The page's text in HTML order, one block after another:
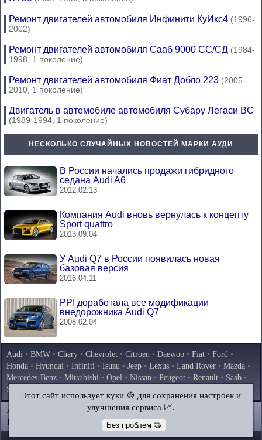
Ремонт двигателей автомобиля Инфинити КуИкс4 (1996-
2002)
Ремонт двигателей автомобиля Сааб 9000 СС/СД (1984-
1998, 1 поколение)
Ремонт двигателей автомобиля Фиат Добло 223 (2005-
2010, 1 поколение)
Двигатель в автомобиле автомобиля Субару Легаси BC
(1989-1994, 1 поколение)
НЕСКОЛЬКО СЛУЧАЙНЫХ НОВОСТЕЙ МАРКИ АУДИ
В России начались продажи гибридного
седана Audi A6
2012.02.13
Компания Audi вновь вернулась к концепту
Sport quattro
2013.09.04
У Audi Q7 в России появилась новая
базовая версия
2016.04.11
PPI доработала все модификации
внедорожника Audi Q7
2008.02.04
Audi • BMW • Chery • Chevrolet • Citroen • Daewoo • Fiat • Ford •
Honda • Hyundai • Infiniti • Isuzu • Jeep • Lexus • Land Rover • Mazda •
Mercedes-Benz • Mitsubishi • Opel • Nissan • Peugeot • Renault • Saab •
Skoda
Volkswagen
AutoInstruction.ru © 2020–2026|Полная версия
Карта сайта
Контакты|Поиск по сайту
Этот сайт использует куки 🍪 для сохранения настроек и
улучшения сервиса 📈.
Без проблем 🤝